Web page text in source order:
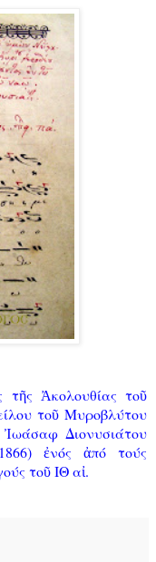
τῆς Ἀκολουθίας τοῦ
τοῦ Μυροβλύτου
Διονυσιάτου
ἐνός ἀπό τούς
τοῦ ΙΘ αἰ.